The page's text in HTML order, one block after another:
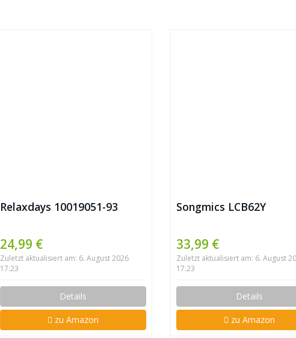
Relaxdays 10019051-93
24,99 €
Zuletzt aktualisiert am: 6. August 2026
17:23
Details
zu Amazon
Songmics LCB62Y
33,99 €
Zuletzt aktualisiert am: 6. August
17:23
Details
zu Amazon